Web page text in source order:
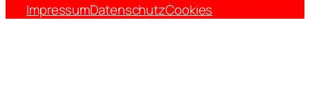
ImpressumDatenschutzCookies